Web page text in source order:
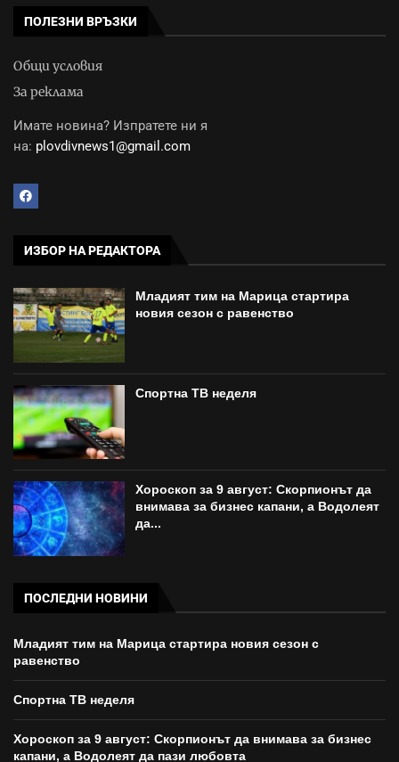
ПОЛЕЗНИ ВРЪЗКИ
Общи условия
За реклама
Имате новина? Изпратете ни я
на: plovdivnews1@gmail.com
ИЗБОР НА РЕДАКТОРА
Младият тим на Марица стартира
новия сезон с равенство
Спортна ТВ неделя
Хороскоп за 9 август: Скорпионът да
внимава за бизнес капани, а Водолеят
да...
ПОСЛЕДНИ НОВИНИ
Младият тим на Марица стартира новия сезон с
равенство
Спортна ТВ неделя
Хороскоп за 9 август: Скорпионът да внимава за бизнес
капани, а Водолеят да пази любовта